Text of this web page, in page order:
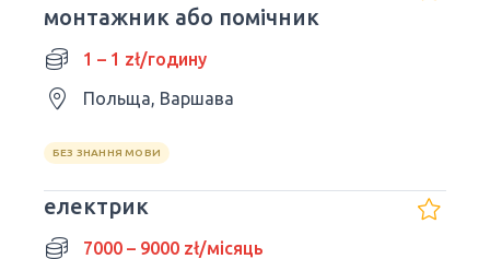
монтажник або помічник
1 – 1 zł/годину
Польща, Варшава
БЕЗ ЗНАННЯ МОВИ
електрик
7000 – 9000 zł/місяць